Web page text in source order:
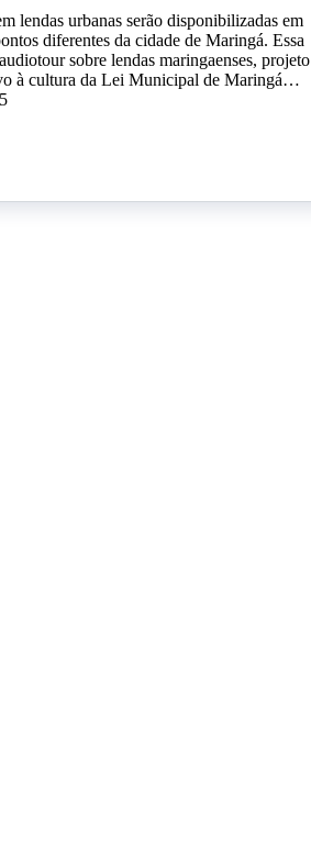
lendas urbanas serão disponibilizadas em
diferentes da cidade de Maringá. Essa
sobre lendas maringaenses, projeto
à cultura da Lei Municipal de Maringá…